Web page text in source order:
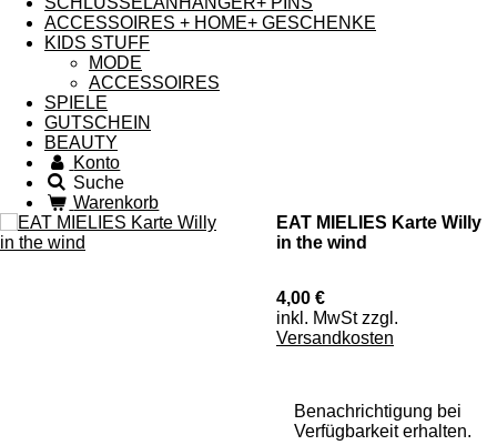
ACCESSOIRES + HOME+ GESCHENKE
KIDS STUFF
MODE
ACCESSOIRES
SPIELE
GUTSCHEIN
BEAUTY
Konto
Suche
Warenkorb
EAT MIELIES Karte Willy
in the wind
4,00 €
inkl. MwSt zzgl.
Versandkosten
Benachrichtigung bei
Verfügbarkeit erhalten.